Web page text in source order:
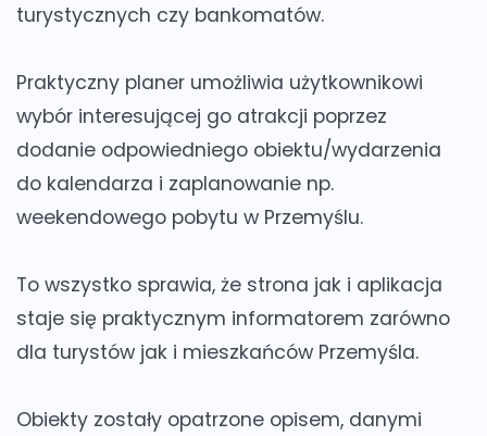
turystycznych czy bankomatów.
Praktyczny planer umożliwia użytkownikowi
wybór interesującej go atrakcji poprzez
dodanie odpowiedniego obiektu/wydarzenia
do kalendarza i zaplanowanie np.
weekendowego pobytu w Przemyślu.
To wszystko sprawia, że strona jak i aplikacja
staje się praktycznym informatorem zarówno
dla turystów jak i mieszkańców Przemyśla.
Obiekty zostały opatrzone opisem, danymi